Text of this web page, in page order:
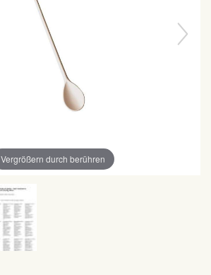
Vergrößern durch berühren